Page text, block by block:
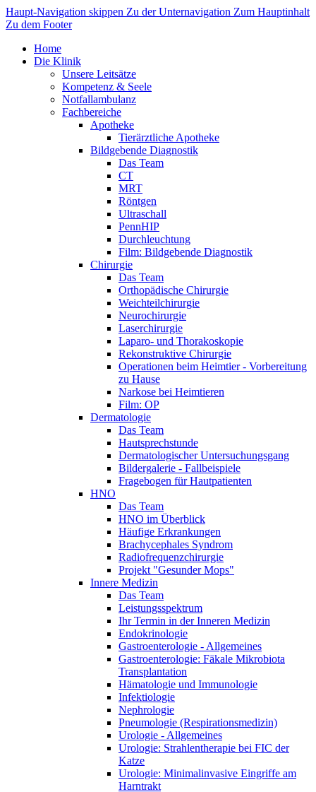
Haupt-Navigation skippen Zu der Unternavigation Zum Hauptinhalt
Zu dem Footer
Home
Die Klinik
Unsere Leitsätze
Kompetenz & Seele
Notfallambulanz
Fachbereiche
Apotheke
Tierärztliche Apotheke
Bildgebende Diagnostik
Das Team
CT
MRT
Röntgen
Ultraschall
PennHIP
Durchleuchtung
Film: Bildgebende Diagnostik
Chirurgie
Das Team
Orthopädische Chirurgie
Weichteilchirurgie
Neurochirurgie
Laserchirurgie
Laparo- und Thorakoskopie
Rekonstruktive Chirurgie
Operationen beim Heimtier - Vorbereitung
zu Hause
Narkose bei Heimtieren
Film: OP
Dermatologie
Das Team
Hautsprechstunde
Dermatologischer Untersuchungsgang
Bildergalerie - Fallbeispiele
Fragebogen für Hautpatienten
HNO
Das Team
HNO im Überblick
Häufige Erkrankungen
Brachycephales Syndrom
Radiofrequenzchirurgie
Projekt "Gesunder Mops"
Innere Medizin
Das Team
Leistungsspektrum
Ihr Termin in der Inneren Medizin
Endokrinologie
Gastroenterologie - Allgemeines
Gastroenterologie: Fäkale Mikrobiota
Transplantation
Hämatologie und Immunologie
Infektiologie
Nephrologie
Pneumologie (Respirationsmedizin)
Urologie - Allgemeines
Urologie: Strahlentherapie bei FIC der
Katze
Urologie: Minimalinvasive Eingriffe am
Harntrakt